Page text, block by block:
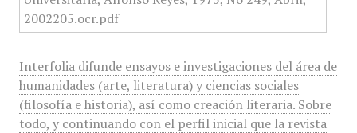
Interfolia difunde ensayos e investigaciones del área de
humanidades (arte, literatura) y ciencias sociales
(filosofía e historia), así como creación literaria. Sobre
todo, y continuando con el perfil inicial que la revista